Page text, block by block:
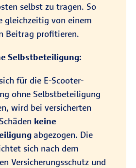
selbst zu tragen. So
gleichzeitig von einem
Beitrag profitieren.
Selbstbeteiligung:
für die E-Scooter-
ohne Selbstbeteiligung
wird bei versicherten
keine
abgezogen. Die
sich nach dem
Versicherungsschutz und